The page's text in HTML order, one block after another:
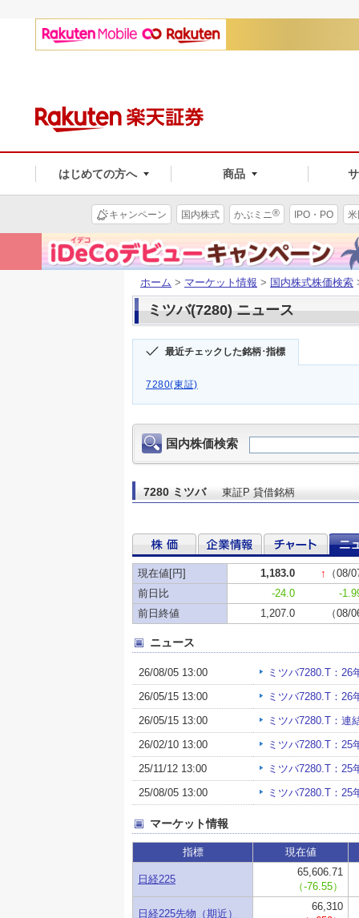
はじめての方へ 商品
キャンペーン 国内株式 かぶミニ® IPO・PO
ホーム > マーケット情報 > 国内株式株価検索
ミツバ(7280) ニュース
最近チェックした銘柄･指標
7280(東証)